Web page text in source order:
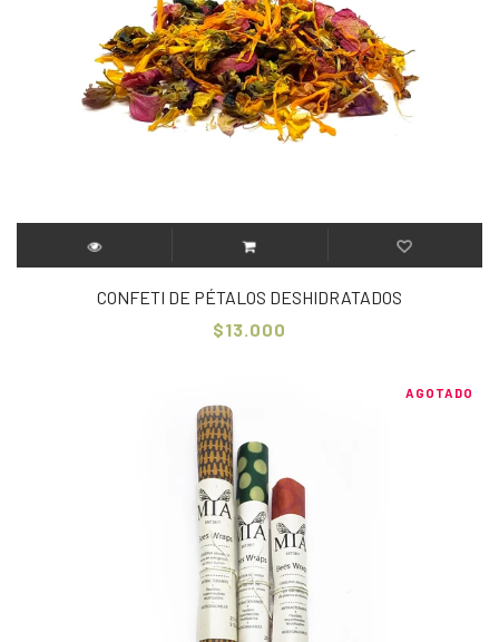
CONFETI DE PÉTALOS DESHIDRATADOS
$13.000
AGOTADO